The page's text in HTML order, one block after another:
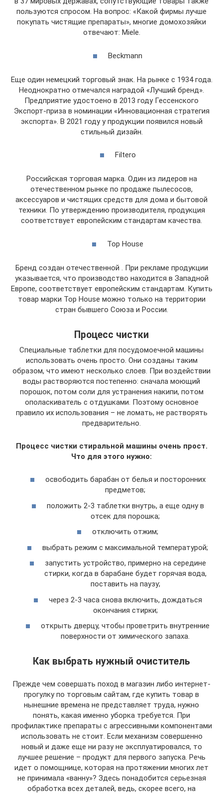
пользуются спросом. На вопрос: «Какой фирмы лучше
покупать чистящие препараты», многие домохозяйки
отвечают: Miele.
Beckmann
Еще один немецкий торговый знак. На рынке с 1934 года.
Неоднократно отмечался наградой «Лучший бренд».
Предприятие удостоено в 2013 году Гессенского
Экспорт-приза в номинации «Инновационная стратегия
экспорта». В 2021 году у продукции появился новый
стильный дизайн.
Filtero
Российская торговая марка. Один из лидеров на
отечественном рынке по продаже пылесосов,
аксессуаров и чистящих средств для дома и бытовой
техники. По утверждению производителя, продукция
соответствует европейским стандартам качества.
Top House
Бренд создан отечественной . При рекламе продукции
указывается, что производство находится в Западной
Европе, соответствует европейским стандартам. Купить
товар марки Top House можно только на территории
стран бывшего Союза и России.
Процесс чистки
Специальные таблетки для посудомоечной машины
использовать очень просто. Они созданы таким
образом, что имеют несколько слоев. При воздействии
воды растворяются постепенно: сначала моющий
порошок, потом соли для устранения накипи, потом
ополаскиватель с отдушками. Поэтому основное
правило их использования – не ломать, не растворять
предварительно.
Процесс чистки стиральной машины очень прост.
Что для этого нужно:
освободить барабан от белья и посторонних
предметов;
положить 2-3 таблетки внутрь, а еще одну в
отсек для порошка;
отключить отжим;
выбрать режим с максимальной температурой;
запустить устройство, примерно на середине
стирки, когда в барабане будет горячая вода,
поставить на паузу;
через 2-3 часа снова включить, дождаться
окончания стирки;
открыть дверцу, чтобы проветрить внутренние
поверхности от химического запаха.
Как выбрать нужный очиститель
Прежде чем совершать поход в магазин либо интернет-
прогулку по торговым сайтам, где купить товар в
нынешние времена не представляет труда, нужно
понять, какая именно уборка требуется. При
профилактике препараты с агрессивными компонентами
использовать не стоит. Если механизм совершенно
новый и даже еще ни разу не эксплуатировался, то
лучшее решение – продукт для первого запуска. Речь
идет о помощнице, которая на протяжении многих лет
не принимала «ванну»? Здесь понадобится серьезная
обработка всех деталей, ведь, скорее всего, на